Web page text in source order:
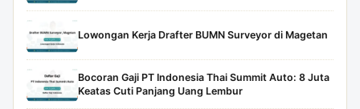
Lowongan Kerja Drafter BUMN Surveyor di Magetan
Bocoran Gaji PT Indonesia Thai Summit Auto: 8 Juta
Keatas Cuti Panjang Uang Lembur